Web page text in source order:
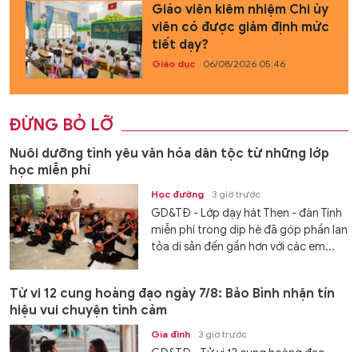
Giáo viên kiêm nhiệm Chi ủy
viên có được giảm định mức
tiết dạy?
Giáo dục 06/08/2026 05:46
ĐỪNG BỎ LỠ
Nuôi dưỡng tình yêu văn hóa dân tộc từ những lớp
học miễn phí
Học đường 3 giờ trước
GD&TĐ - Lớp dạy hát Then - đàn Tính
miễn phí trong dịp hè đã góp phần lan
tỏa di sản đến gần hơn với các em...
Tử vi 12 cung hoàng đạo ngày 7/8: Bảo Bình nhận tín
hiệu vui chuyện tình cảm
Gia đình 3 giờ trước